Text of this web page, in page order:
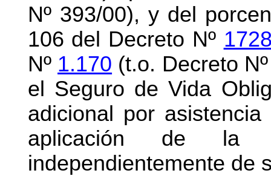
Nº 393/00), y del
106 del Decreto Nº
Nº 1.170 (t.o. Decreto
el Seguro de Vida
adicional por
aplicación de la
independientemente de